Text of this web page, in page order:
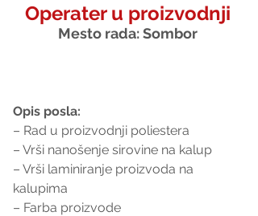
Operater u proizvodnji
Mesto rada: Sombor
Opis posla:
– Rad u proizvodnji poliestera
– Vrši nanošenje sirovine na kalup
– Vrši laminiranje proizvoda na
kalupima
– Farba proizvode